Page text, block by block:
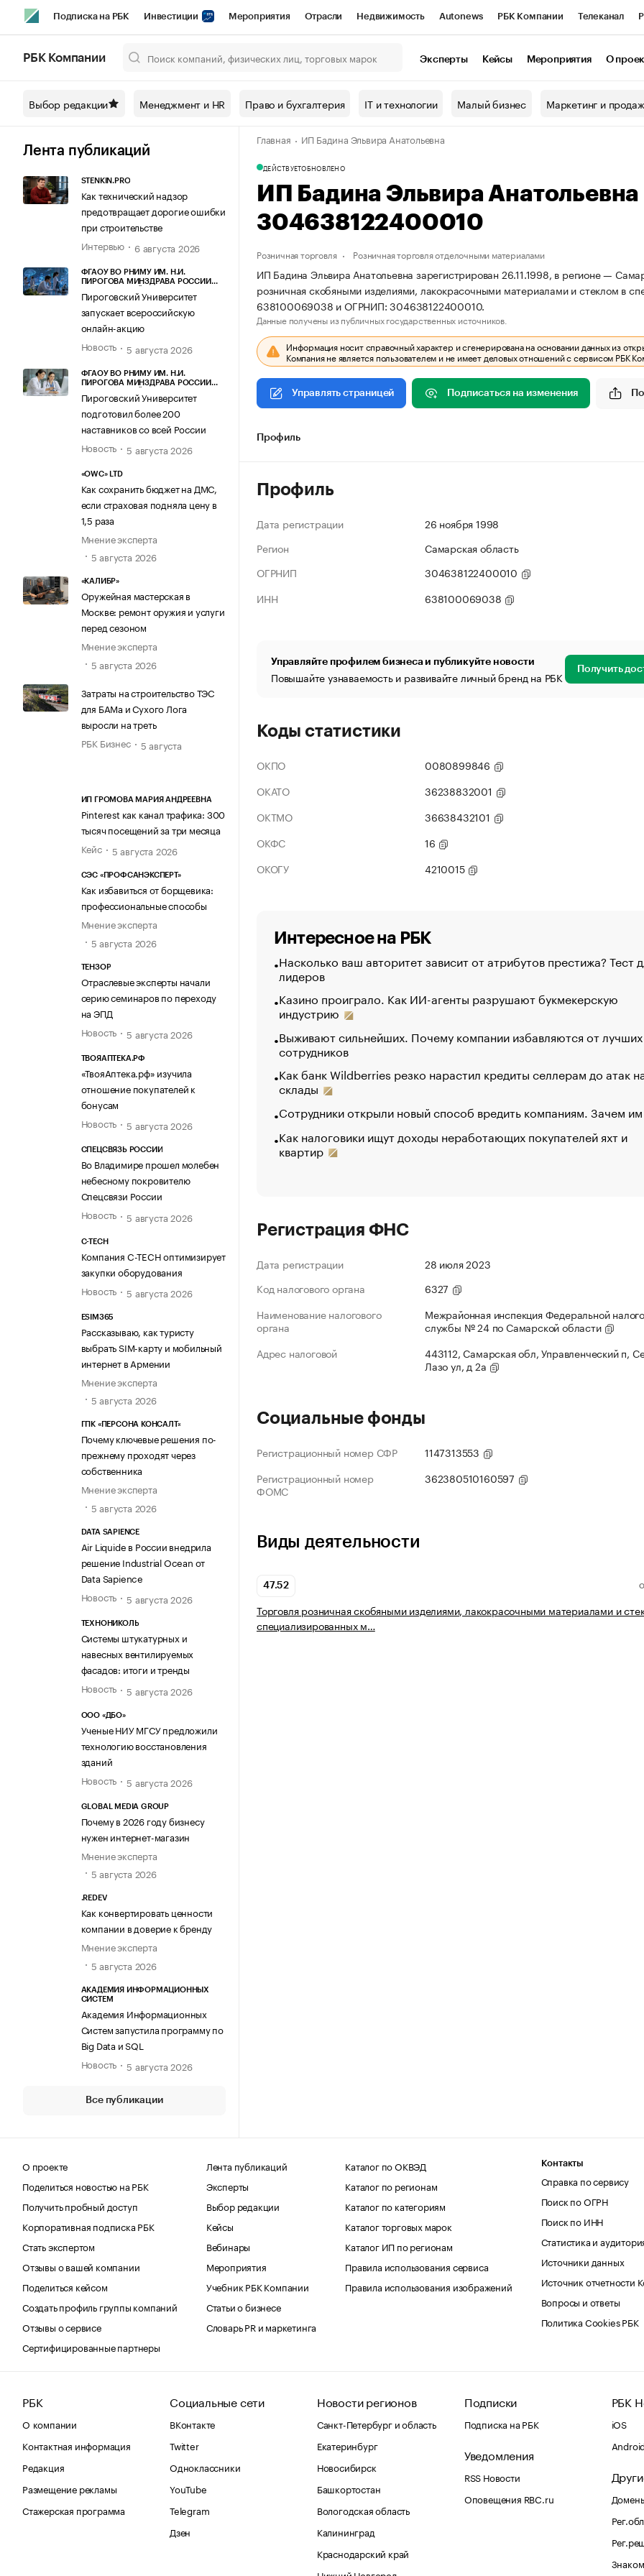
Подписка на РБК Инвестиции Мероприятия Отрасли Недвижимость Autonews РБК Компании Телеканал
Спецпроекты СПб Конференции СПб Спецпроекты Проверка контрагентов
Технологии и медиа Рынок наличной валюты
РБК Компании Эксперты Кейсы Мероприятия О
Выбор редакции Менеджмент и HR Право и бухгалтерия IT и технологии Малый бизнес Маркетинг и
Лента публикаций
STENKIN.PRO
Как технический надзор
предотвращает дорогие ошибки
при строительстве
Интервью
6 августа 2026
ФГАОУ ВО РНИМУ ИМ. Н.И.
ПИРОГОВА МИНЗДРАВА РОССИИ
Пироговский Университет
запускает всероссийскую
онлайн-акцию
Новость
5 августа 2026
ФГАОУ ВО РНИМУ ИМ. Н.И.
ПИРОГОВА МИНЗДРАВА РОССИИ
Пироговский Университет
подготовил более 200
наставников со всей России
Новость
5 августа 2026
«OWC» LTD
Как сохранить бюджет на ДМС,
если страховая подняла цену в
1,5 раза
Мнение эксперта
5 августа 2026
«КАЛИБР»
Оружейная мастерская в
Москве: ремонт оружия и услуги
перед сезоном
Мнение эксперта
5 августа 2026
Затраты на строительство ТЭС
для БАМа и Сухого Лога
выросли на треть
РБК Бизнес
5 августа
ИП ГРОМОВА МАРИЯ АНДРЕЕВНА
Pinterest как канал трафика: 300
тысяч посещений за три месяца
Кейс
5 августа 2026
СЭС «ПРОФСАНЭКСПЕРТ»
Как избавиться от борщевика:
профессиональные способы
Мнение эксперта
5 августа 2026
ТЕНЗОР
Отраслевые эксперты начали
серию семинаров по переходу
на ЭПД
Новость
5 августа 2026
ТВОЯАПТЕКА.РФ
«ТвояАптека.рф» изучила
отношение покупателей к
бонусам
Новость
5 августа 2026
СПЕЦСВЯЗЬ РОССИИ
Во Владимире прошел молебен
небесному покровителю
Спецсвязи России
Новость
5 августа 2026
C-TECH
Компания C-TECH оптимизирует
закупки оборудования
Новость
5 августа 2026
ESIM365
Рассказываю, как туристу
выбрать SIM-карту и мобильный
интернет в Армении
Мнение эксперта
5 августа 2026
ГПК «ПЕРСОНА КОНСАЛТ»
Почему ключевые решения по-
прежнему проходят через
собственника
Мнение эксперта
5 августа 2026
DATA SAPIENCE
Air Liquide в России внедрила
решение Industrial Ocean от
Data Sapience
Новость
5 августа 2026
ТЕХНОНИКОЛЬ
Системы штукатурных и
навесных вентилируемых
фасадов: итоги и тренды
Новость
5 августа 2026
ООО «ДБО»
Ученые НИУ МГСУ предложили
технологию восстановления
зданий
Новость
5 августа 2026
GLOBAL MEDIA GROUP
Почему в 2026 году бизнесу
нужен интернет-магазин
Мнение эксперта
5 августа 2026
.REDEV
Как конвертировать ценности
компании в доверие к бренду
Мнение эксперта
5 августа 2026
АКАДЕМИЯ ИНФОРМАЦИОННЫХ
СИСТЕМ
Академия Информационных
Систем запустила программу по
Big Data и SQL
Новость
5 августа 2026
Все публикации
Главная ИП Бадина Эльвира Анатольевна
ДЕЙСТВУЕТОБНОВЛЕНО
ИП Бадина Эльвира
304638122400010
Розничная торговля Розничная торговля отделочными материалами
ИП Бадина Эльвира Анатольевна зарегистрирован 26.11.1998, в регионе —
розничная скобяными изделиями, лакокрасочными материалами и стеклом в
638100069038 и ОГРНИП: 304638122400010.
Данные получены из публичных государственных источников.
Информация носит справочный характер и сгенерирована на основании данных из
Компания не является пользователем и не имеет деловых отношений с сервисом РБК
Управлять страницей Подписаться на изменения
Профиль
Профиль
Дата регистрации
26 ноября 1998
Регион
Самарская область
ОГРНИП
304638122400010
ИНН
638100069038
Управляйте профилем бизнеса и публикуйте новости
Повышайте узнаваемость и развивайте личный бренд на РБК Получить
Коды статистики
ОКПО
0080899846
ОКАТО
36238832001
ОКТМО
36638432101
ОКФС
16
ОКОГУ
4210015
Интересное на РБК
Насколько ваш авторитет зависит от атрибутов престижа? Тест
лидеров
Казино проиграло. Как ИИ-агенты разрушают букмекерскую
индустрию
Выживают сильнейших. Почему компании избавляются от лучших
сотрудников
Как банк Wildberries резко нарастил кредиты селлерам до атак
склады
Сотрудники открыли новый способ вредить компаниям. Зачем
Как налоговики ищут доходы неработающих покупателей яхт и
квартир
Регистрация ФНС
Дата регистрации
28 июля 2023
Код налогового органа
6327
Наименование налогового
органа
Межрайонная инспекция Федеральной
службы № 24 по Самарской области
Адрес налоговой
443112, Самарская обл, Управленческий п,
Лазо ул, д 2а
Социальные фонды
Регистрационный номер СФР
1147313553
Регистрационный номер
ФОМС
362380510160597
Виды деятельности
47.52
Торговля розничная скобяными изделиями, лакокрасочными материалами и
специализированных м…
О проекте
Поделиться новостью на РБК
Получить пробный доступ
Корпоративная подписка РБК
Стать экспертом
Отзывы о вашей компании
Поделиться кейсом
Создать профиль группы компаний
Отзывы о сервисе
Сертифицированные партнеры
Лента публикаций
Эксперты
Выбор редакции
Кейсы
Вебинары
Мероприятия
Учебник РБК Компании
Статьи о бизнесе
Словарь PR и маркетинга
Каталог по ОКВЭД
Каталог по регионам
Каталог по категориям
Каталог торговых марок
Каталог ИП по регионам
Правила использования сервиса
Правила использования изображений
Контакты
Справка по сервису
Поиск по ОГРН
Поиск по ИНН
Статистика и
Источники данных
Источник отчетности
Вопросы и ответы
Политика Cookies РБК
РБК
О компании
Контактная информация
Редакция
Размещение рекламы
Стажерская программа
Социальные сети
ВКонтакте
Twitter
Одноклассники
YouTube
Telegram
Дзен
Новости регионов
Санкт-Петербург и область
Екатеринбург
Новосибирск
Башкортостан
Вологодская область
Калининград
Краснодарский край
Подписки
Подписка на РБК
Уведомления
RSS Новости
Оповещения RBC.ru
РБК
iOS